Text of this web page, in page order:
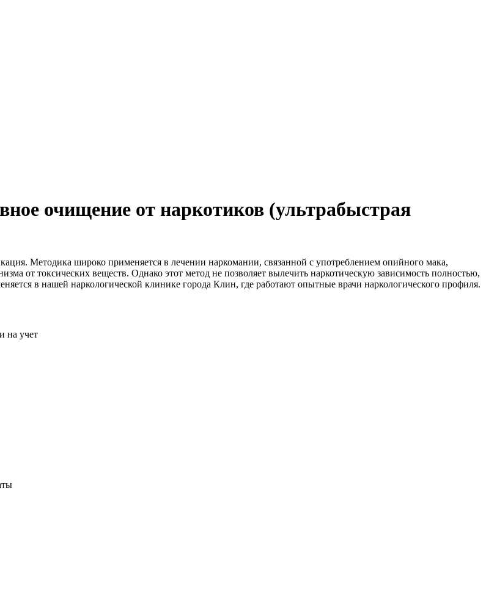
очищение от наркотиков (ультрабыстрая
Методика широко применяется в лечении наркомании, связанной с употреблением опийного мака,
от токсических веществ. Однако этот метод не позволяет вылечить наркотическую зависимость полностью,
в нашей наркологической клинике города Клин, где работают опытные врачи наркологического профиля.
на учет